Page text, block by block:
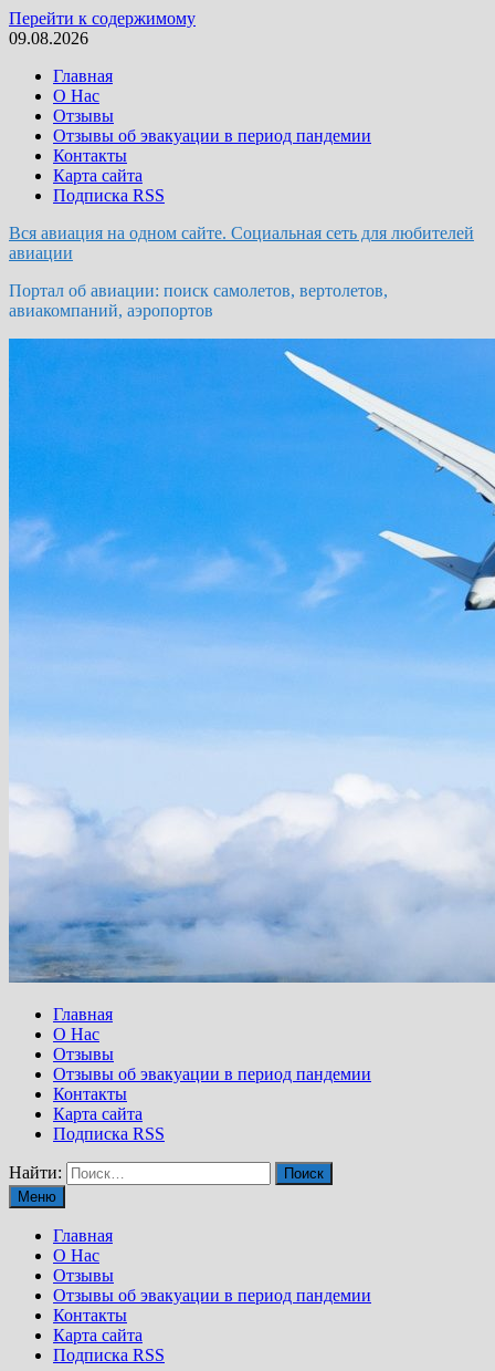
Перейти к содержимому
09.08.2026
Главная
О Нас
Отзывы
Отзывы об эвакуации в период пандемии
Контакты
Карта сайта
Подписка RSS
Вся авиация на одном сайте. Социальная сеть для любителей
авиации
Портал об авиации: поиск самолетов, вертолетов,
авиакомпаний, аэропортов
Главная
О Нас
Отзывы
Отзывы об эвакуации в период пандемии
Контакты
Карта сайта
Подписка RSS
Найти:
Меню
Главная
О Нас
Отзывы
Отзывы об эвакуации в период пандемии
Контакты
Карта сайта
Подписка RSS